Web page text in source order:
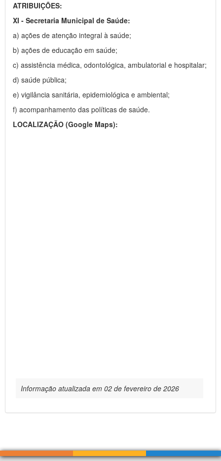
ATRIBUIÇÕES:
XI - Secretaria Municipal de Saúde:
a) ações de atenção integral à saúde;
b) ações de educação em saúde;
c) assistência médica, odontológica, ambulatorial e hospitalar;
d) saúde pública;
e) vigilância sanitária, epidemiológica e ambiental;
f) acompanhamento das políticas de saúde.
LOCALIZAÇÃO (Google Maps):
Informação atualizada em 02 de fevereiro de 2026